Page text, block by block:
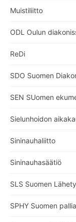
Muistiliitto
ODL Oulun
ReDi
SDO Suomen
SEN SUomen
Sielunhoidon
Sininauhaliitto
Sininauhasäätiö
SLS Suomen
SPHY Suomen